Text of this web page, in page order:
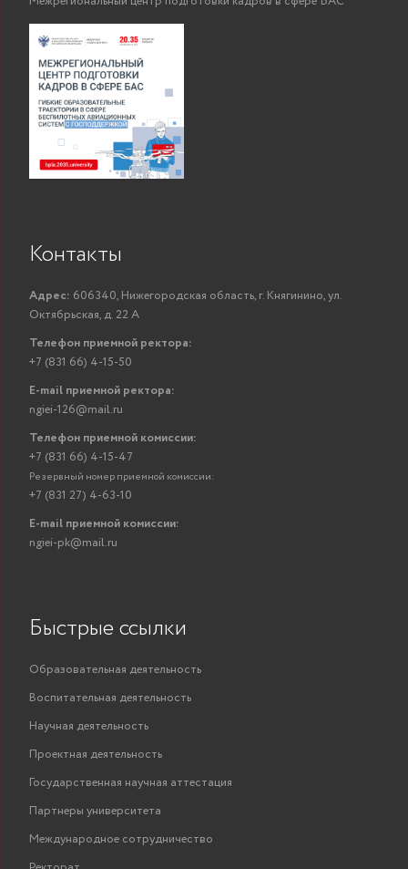
Контакты
Адрес: 606340, Нижегородская область, г. Княгинино, ул.
Октябрьская, д. 22 А
Телефон приемной ректора:
+7 (831 66) 4-15-50
E-mail приемной ректора:
ngiei-126@mail.ru
Телефон приемной комиссии:
+7 (831 66) 4-15-47
Резервный номер приемной комиссии:
+7 (831 27) 4-63-10
E-mail приемной комиссии:
ngiei-pk@mail.ru
Быстрые ссылки
Образовательная деятельность
Воспитательная деятельность
Научная деятельность
Проектная деятельность
Государственная научная аттестация
Партнеры университета
Международное сотрудничество